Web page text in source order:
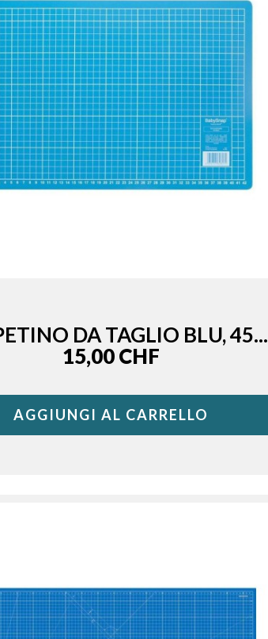
DA TAGLIO BLU, 45...
Price
15,00 CHF
AGGIUNGI AL CARRELLO